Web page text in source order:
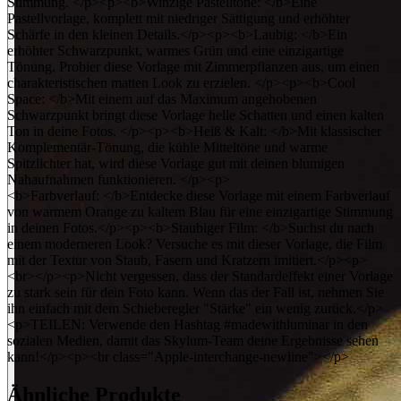
Pastellvorlage, komplett mit niedriger Sättigung und erhöhter
Schärfe in den kleinen Details.</p><p><b>Laubig: </b>Ein
erhöhter Schwarzpunkt, warmes Grün und eine einzigartige
Tönung. Probier diese Vorlage mit Zimmerpflanzen aus, um einen
charakteristischen matten Look zu erzielen. </p><p><b>Cool
Space: </b>Mit einem auf das Maximum angehobenen
Schwarzpunkt bringt diese Vorlage helle Schatten und einen kalten
Ton in deine Fotos. </p><p><b>Heiß & Kalt: </b>Mit klassischer
Komplementär-Tönung, die kühle Mitteltöne und warme
Spitzlichter hat, wird diese Vorlage gut mit deinen blumigen
Nahaufnahmen funktionieren. </p><p>
<b>Farbverlauf: </b>Entdecke diese Vorlage mit einem Farbverlauf
von warmem Orange zu kaltem Blau für eine einzigartige Stimmung
in deinen Fotos.</p><p><b>Staubiger Film: </b>Suchst du nach
einem moderneren Look? Versuche es mit dieser Vorlage, die Film
mit der Textur von Staub, Fasern und Kratzern imitiert.</p><p>
<br></p><p>Nicht vergessen, dass der Standardeffekt einer Vorlage
zu stark sein für dein Foto kann. Wenn das der Fall ist, nehmen Sie
ihn einfach mit dem Schieberegler "Stärke" ein wenig zurück.</p>
<p>TEILEN: Verwende den Hashtag #madewithluminar in den
sozialen Medien, damit das Skylum-Team deine Ergebnisse sehen
kann!</p><p><br class="Apple-interchange-newline"></p>
Ähnliche Produkte